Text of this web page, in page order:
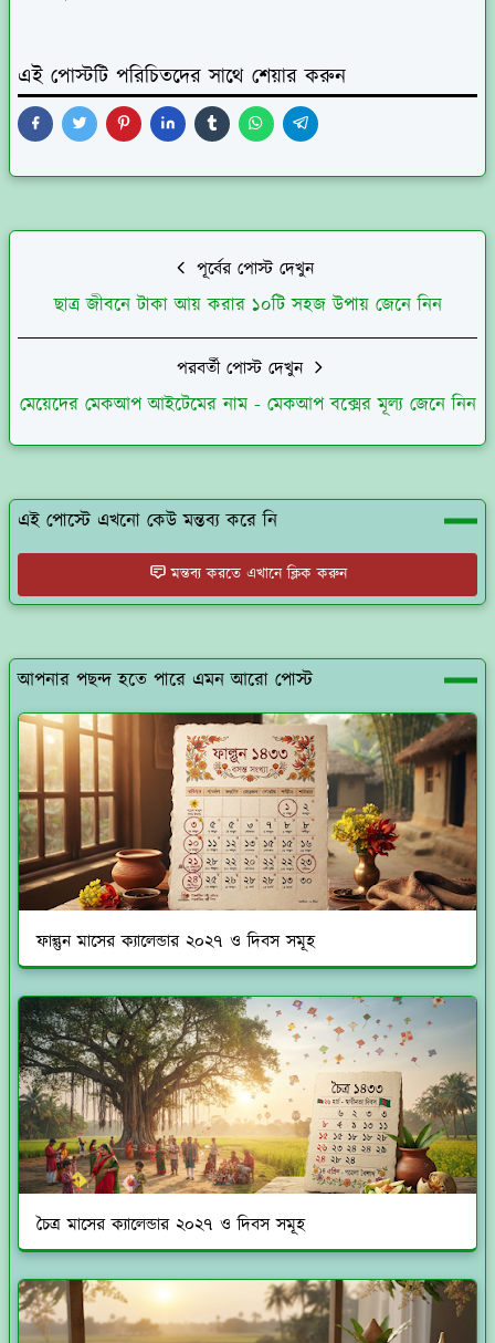
এই পোস্টটি পরিচিতদের সাথে শেয়ার করুন
পূর্বের পোস্ট দেখুন
ছাত্র জীবনে টাকা আয় করার ১০টি সহজ উপায় জেনে নিন
পরবর্তী পোস্ট দেখুন
মেয়েদের মেকআপ আইটেমের নাম - মেকআপ বক্সের মূল্য জেনে নিন
এই পোস্টে এখনো কেউ মন্তব্য করে নি
মন্তব্য করতে এখানে ক্লিক করুন
আপনার পছন্দ হতে পারে এমন আরো পোস্ট
ফাল্গুন মাসের ক্যালেন্ডার ২০২৭ ও দিবস সমূহ
চৈত্র মাসের ক্যালেন্ডার ২০২৭ ও দিবস সমূহ